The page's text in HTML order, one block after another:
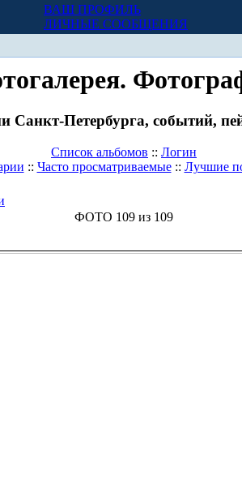
ВАШ ПРОФИЛЬ
ЛИЧНЫЕ СООБЩЕНИЯ
Санкт-Петербурга, событий,
Список альбомов :: Логин
:: Часто просматриваемые:: Лучшие
ФОТО 109 из 109